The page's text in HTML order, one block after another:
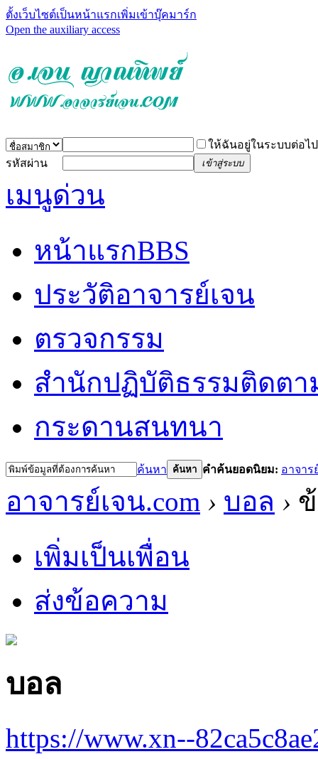
ตั้งเว็บไซต์เป็นหน้าแรกเพิ่มเข้าบุ๊คมาร์ก
Open the auxiliary access
ให้ฉันอยู่ในระบบต่อไป
รหัสผ่าน
เข้าสู่ระบบ
เมนูด่วน
หน้าแรกBBS
ประวัติอาจารย์เจน
ตรวจกรรม
สำนักปฏิบัติธรรมติดต
กระดานสนทนา
ค้นหา ค้นหา คำค้นยอดนิยม: อาจาร
อาจารย์เจน.com › บอล ›
เพิ่มเป็นเพื่อน
ส่งข้อความ
บอล
https://www.xn--